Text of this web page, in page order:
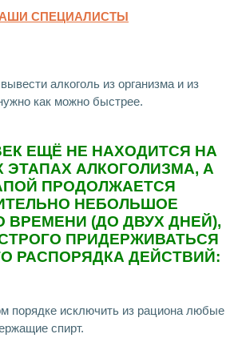
СПЕЦИАЛИСТЫ
алкоголь из организма и из
как можно быстрее.
ЕЩЁ НЕ НАХОДИТСЯ НА
ЭТАПАХ АЛКОГОЛИЗМА, А
ПРОДОЛЖАЕТСЯ
НЕБОЛЬШОЕ
ВРЕМЕНИ (ДО ДВУХ ДНЕЙ),
ПРИДЕРЖИВАТЬСЯ
РАСПОРЯДКА ДЕЙСТВИЙ:
порядке исключить из рациона любые
спирт.